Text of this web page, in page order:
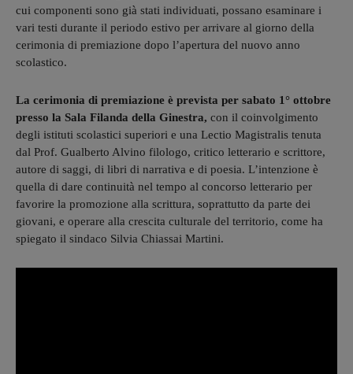
cui componenti sono già stati individuati, possano esaminare i
vari testi durante il periodo estivo per arrivare al giorno della
cerimonia di premiazione dopo l’apertura del nuovo anno
scolastico.
La cerimonia di premiazione è prevista per sabato 1° ottobre
presso la Sala Filanda della Ginestra, con il coinvolgimento
degli istituti scolastici superiori e una Lectio Magistralis tenuta
dal Prof. Gualberto Alvino filologo, critico letterario e scrittore,
autore di saggi, di libri di narrativa e di poesia. L’intenzione è
quella di dare continuità nel tempo al concorso letterario per
favorire la promozione alla scrittura, soprattutto da parte dei
giovani, e operare alla crescita culturale del territorio, come ha
spiegato il sindaco Silvia Chiassai Martini.